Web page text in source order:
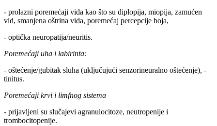
- prolazni poremećaji vida kao što su diplopija, miopija, zamućen
vid, smanjena oštrina vida, poremećaj percepcije boja,
- optička neuropatija/neuritis.
Poremećaji uha i labirinta:
- oštećenje/gubitak sluha (uključujući senzorineuralno oštećenje), -
tinitus.
Poremećaji krvi i limfnog sistema
- prijavljeni su slučajevi agranulocitoze, neutropenije i
trombocitopenije.